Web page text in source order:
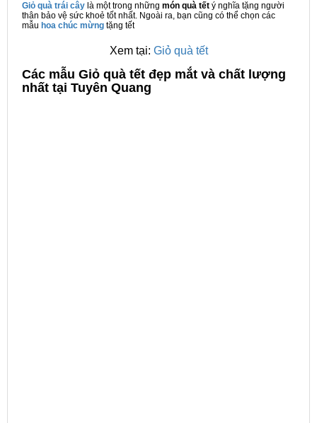
Giỏ quà trái cây là một trong những món quà tết ý nghĩa tặng người
thân bảo vệ sức khoẻ tốt nhất. Ngoài ra, bạn cũng có thể chọn các
mẫu hoa chúc mừng tặng tết
Xem tại: Giỏ quà tết
Các mẫu Giỏ quà tết đẹp mắt và chất lượng
nhất tại Tuyên Quang